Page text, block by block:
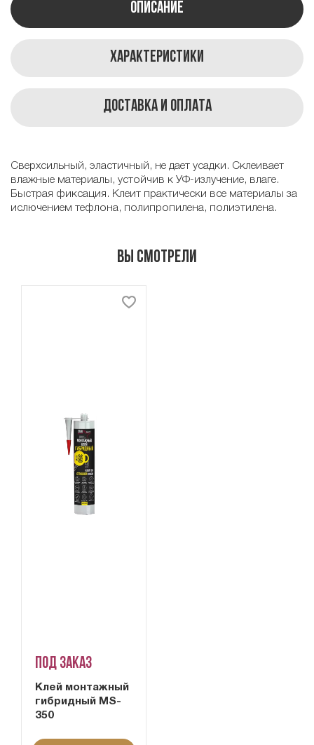
Описание
Характеристики
Доставка и оплата
Сверхсильный, эластичный, не дает усадки. Склеивает
влажные материалы, устойчив к УФ-излучение, влаге.
Быстрая фиксация. Клеит практически все материалы за
ислючением тефлона, полипропилена, полиэтилена.
Вы смотрели
Под заказ
Клей монтажный
гибридный MS-
350